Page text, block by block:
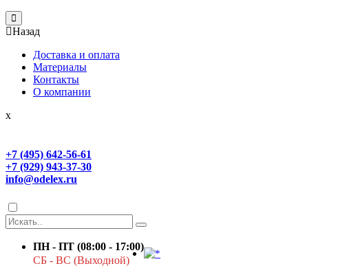
Close
Назад
Доставка и оплата
Материалы
Контакты
О компании
x
+7 (495) 642-56-61
+7 (929) 943-37-30
info@odelex.ru
ПН - ПТ (08:00 - 17:00)
СБ - ВС (Выходной)